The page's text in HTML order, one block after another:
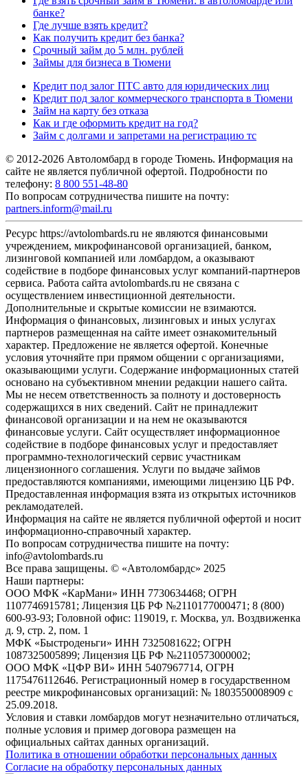
банке?
Где лучше взять кредит?
Как получить кредит без банка?
Срочный займ до 5 млн. рублей
Займы для бизнеса в Тюмени
Кредит под залог ПТС авто для юридических лиц
Кредит под залог коммерческого транспорта в Тюмени
Займ на карту без отказа
Как и где оформить кредит на год?
Займ с долгами и запретами на регистрацию тс
© 2012-2026 Автоломбард в городе Тюмень. Информация на
сайте не является публичной офертой. Подробности по
телефону: 8 800 551-48-80
По вопросам сотрудничества пишите на почту:
partners.inform@mail.ru
Ресурс https://avtolombards.ru не являются финансовыми
учреждением, микрофинансовой организацией, банком,
лизинговой компанией или ломбардом, а оказывают
содействие в подборе финансовых услуг компаний-партнеров
сервиса. Работа сайта avtolombards.ru не связана с
осуществлением инвестиционной деятельности.
Дополнительные и скрытые комиссии не взимаются.
Информация о финансовых, лизинговых и иных услугах
партнеров размещенная на сайте имеет ознакомительный
характер. Предложение не является офертой. Конечные
условия уточняйте при прямом общении с организациями,
оказывающими услуги. Содержание информационных статей
основано на субъективном мнении редакции нашего сайта.
Мы не несем ответственность за полноту и достоверность
содержащихся в них сведений. Сайт не принадлежит
финансовой организации и на нем не оказываются
финансовые услуги. Сайт осуществляет информационное
содействие в подборе финансовых услуг и предоставляет
программно-технологический сервис участникам
лицензионного соглашения. Услуги по выдаче займов
предоставляются компаниями, имеющими лицензию ЦБ РФ.
Предоставленная информация взята из открытых источников
рекламодателей.
Информация на сайте не является публичной офертой и носит
информационно-справочный характер.
По вопросам сотрудничества пишите на почту:
info@avtolombards.ru
Все права защищены. © «Автоломбардс» 2025
Наши партнеры:
ООО МФК «КарМани» ИНН 7730634468; ОГРН
1107746915781; Лицензия ЦБ РФ №2110177000471; 8 (800)
600-93-93; Головной офис: 119019, г. Москва, ул. Воздвиженка
д. 9, стр. 2, пом. 1
МФК «Быстроденьги» ИНН 7325081622; ОГРН
1087325005899; Лицензия ЦБ РФ №2110573000002;
ООО МФК «ЦФР ВИ» ИНН 5407967714, ОГРН
1175476112646. Регистрационный номер в государственном
реестре микрофинансовых организаций: № 1803550008909 с
25.09.2018.
Условия и ставки ломбардов могут незначительно отличаться,
полные условия и пример договора размещен на
официальных сайтах данных организаций.
Политика в отношении обработки персональных данных
Согласие на обработку персональных данных